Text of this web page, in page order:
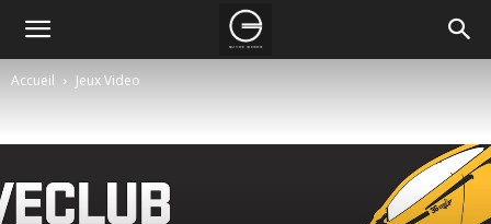
Accueil Jeux Video